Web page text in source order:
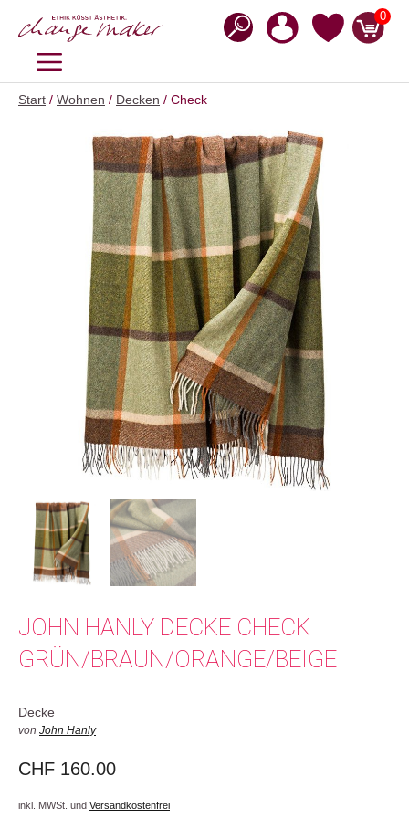
Inhalt
0
MENÜ
Start / Wohnen / Decken / Check
JOHN HANLY DECKE CHECK
GRÜN/BRAUN/ORANGE/BEIGE
Decke
von John Hanly
CHF 160.00
inkl. MWSt. und Versandkostenfrei